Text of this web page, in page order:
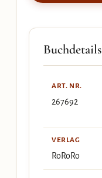
Buchdetails
ART. NR.
267692
VERLAG
RoRoRo